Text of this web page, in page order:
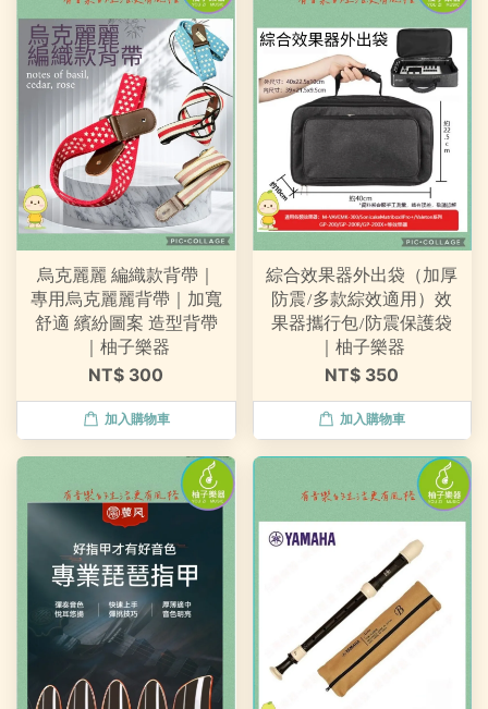
烏克麗麗 編織款背帶｜
專用烏克麗麗背帶｜加寬
舒適 繽紛圖案 造型背帶
｜柚子樂器
NT$ 300
加入購物車
綜合效果器外出袋（加厚
防震/多款綜效適用）效
果器攜行包/防震保護袋
｜柚子樂器
NT$ 350
加入購物車